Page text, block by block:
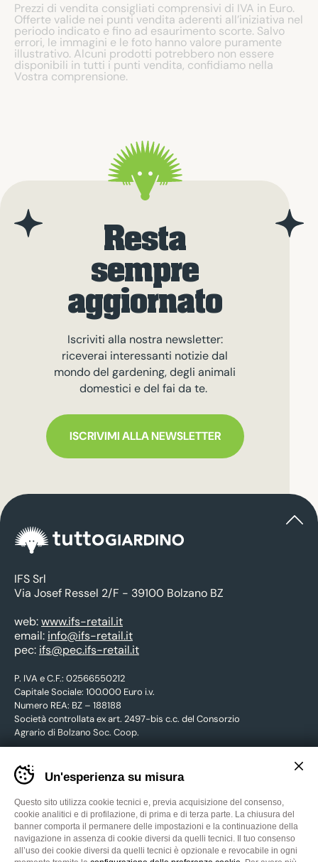
Prezzi di vendita consigliati comprensivi di IVA in Euro.
Offerte valide nei punti vendita aderenti all’iniziativa nel
periodo indicato e fino ad esaurimento scorte. Salvo
errori, le immagini e le foto hanno valore puramente
illustrativo. Alcuni prodotti potrebbero non essere
disponibili in tutti i punti vendita, confidiamo nella
Vostra comprensione.
Resta
sempre
aggiornato
Iscriviti alla nostra newsletter:
riceverai interessanti notizie dal
mondo del gardening, degli animali
domestici e del fai da te.
ISCRIVIMI ALLA NEWSLETTER
IFS Srl
Via Josef Ressel 2/F - 39100 Bolzano BZ
web:www.ifs-retail.it
email: info@ifs-retail.it
pec: ifs@pec.ifs-retail.it
P. IVA e C.F.: 02566550212
Capitale Sociale: 100.000 Euro i.v.
Numero REA: BZ – 188188
Società controllata ex art. 2497-bis c.c. del Consorzio
Agrario di Bolzano Soc. Coop.
Facebook YouTube
Privacy Cookies Preferenze cookies Credits
CONTATTACI
WEBSITE:MADE IN CIMA
Banner
cookie
tuttoGIARDINO
Impostare
preferenze
Un'esperienza su misura
Questo sito utilizza cookie tecnici e, previa acquisizione del consenso,
cookie analitici e di profilazione, di prima e di terza parte. La chiusura del
banner comporta il permanere delle impostazioni e la continuazione della
navigazione in assenza di cookie diversi da quelli tecnici. Il tuo consenso
all’uso dei cookie diversi da quelli tecnici è opzionale e revocabile in ogni